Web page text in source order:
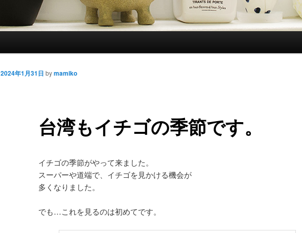
台湾もイチゴの季節です。
2024年1月31日 bymamiko
イチゴの季節がやって来ました。
スーパーや道端で、イチゴを見かける機会が
多くなりました。
でも…これを見るのは初めてです。